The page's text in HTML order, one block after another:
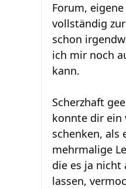
Forum,
vollständig
schon
ich mir noch
kann.
Scherzhaft
konnte dir ein
schenken, als
mehrmalige
die es ja nicht
lassen,